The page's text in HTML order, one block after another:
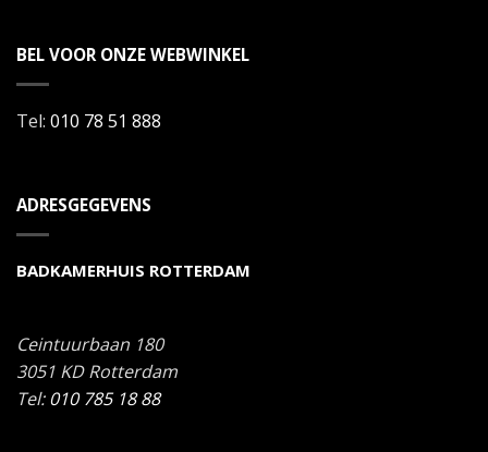
BEL VOOR ONZE WEBWINKEL
Tel: 010 78 51 888
ADRESGEGEVENS
BADKAMERHUIS ROTTERDAM
Ceintuurbaan 180
3051 KD Rotterdam
Tel:010 785 18 88